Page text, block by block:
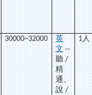
30000~32000
英
文 --
聽 /
精
通、
說 /
1 人